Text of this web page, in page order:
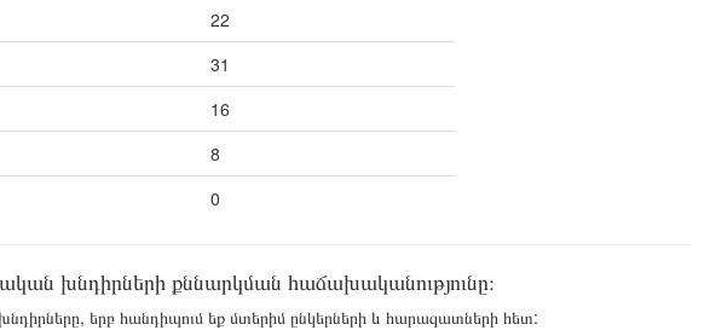
22
31
16
8
0
խնդիրների քննարկման հաճախականությունը։
երբ հանդիպում եք մտերիմ ընկերների և հարազատների հետ: